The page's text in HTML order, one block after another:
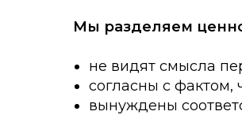
Мы разделяем
не видят смысла
согласны с фактом,
вынуждены